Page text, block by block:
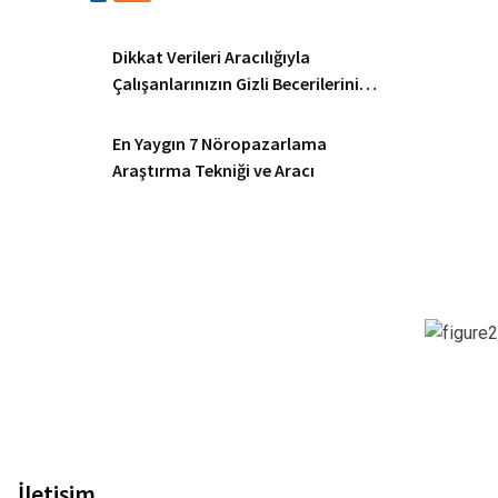
Dikkat Verileri Aracılığıyla
Çalışanlarınızın Gizli Becerilerini
En Yaygın 7 Nöropazarlama
Araştırma Tekniği ve Aracı